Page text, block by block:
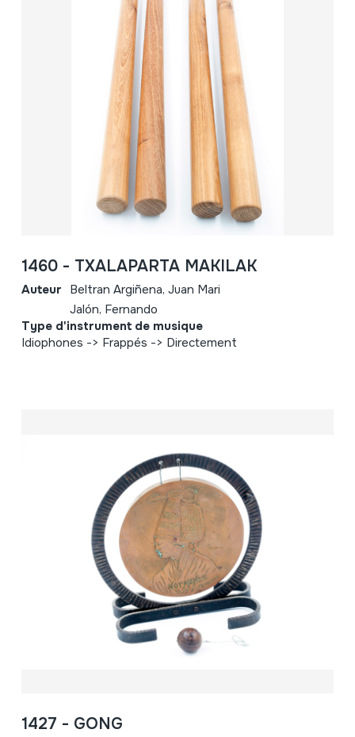
1460 - TXALAPARTA MAKILAK
Auteur Beltran Argiñena, Juan Mari
Jalón, Fernando
Type d'instrument de musique
Idiophones -> Frappés -> Directement
1427 - GONG